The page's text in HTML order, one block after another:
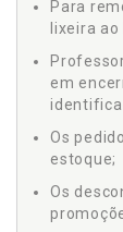
Para
lixeira
em
Os
estoque;
Os